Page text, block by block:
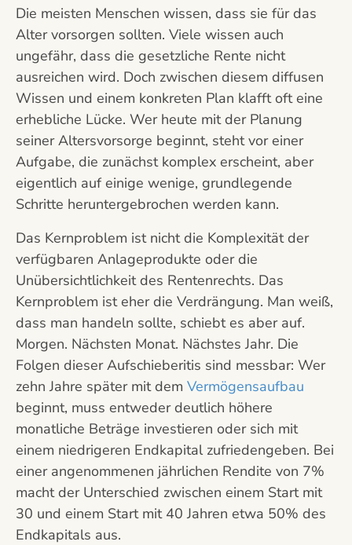
Die meisten Menschen wissen, dass sie für das
Alter vorsorgen sollten. Viele wissen auch
ungefähr, dass die gesetzliche Rente nicht
ausreichen wird. Doch zwischen diesem diffusen
Wissen und einem konkreten Plan klafft oft eine
erhebliche Lücke. Wer heute mit der Planung
seiner Altersvorsorge beginnt, steht vor einer
Aufgabe, die zunächst komplex erscheint, aber
eigentlich auf einige wenige, grundlegende
Schritte heruntergebrochen werden kann.
Das Kernproblem ist nicht die Komplexität der
verfügbaren Anlageprodukte oder die
Unübersichtlichkeit des Rentenrechts. Das
Kernproblem ist eher die Verdrängung. Man weiß,
dass man handeln sollte, schiebt es aber auf.
Morgen. Nächsten Monat. Nächstes Jahr. Die
Folgen dieser Aufschieberitis sind messbar: Wer
zehn Jahre später mit dem Vermögensaufbau
beginnt, muss entweder deutlich höhere
monatliche Beträge investieren oder sich mit
einem niedrigeren Endkapital zufriedengeben. Bei
einer angenommenen jährlichen Rendite von 7%
macht der Unterschied zwischen einem Start mit
30 und einem Start mit 40 Jahren etwa 50% des
Endkapitals aus.